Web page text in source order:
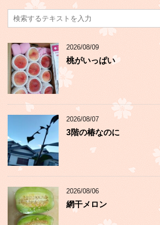
2026/08/09
桃がいっぱい
2026/08/07
3階の椿なのに
2026/08/06
網干メロン